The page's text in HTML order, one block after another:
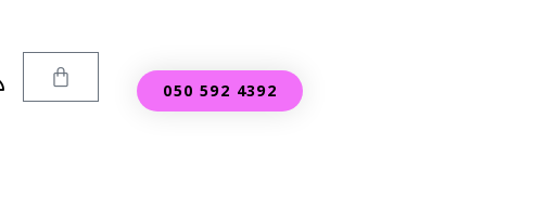
050 592 4392